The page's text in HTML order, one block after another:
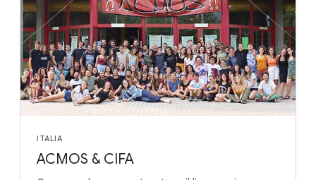
ITALIA
ACMOS & CIFA